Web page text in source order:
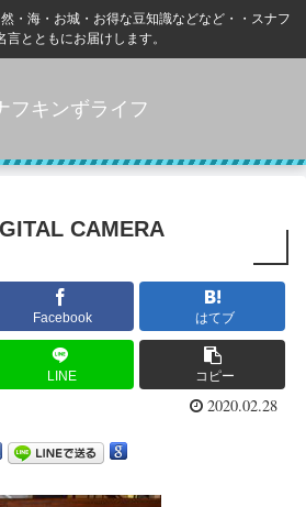
・海・お城・お得な豆知識などなど・・スナフ
言とともにお届けします。
フキンずライフ
CAMERA
Facebook はてブ
LINE コピー
2020.02.28